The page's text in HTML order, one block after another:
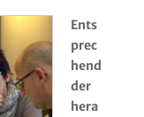
Ents
prec
hend
der
hera